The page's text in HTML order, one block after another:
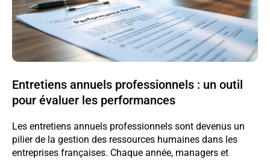
Entretiens annuels professionnels : un outil
pour évaluer les performances
Les entretiens annuels professionnels sont devenus un
pilier de la gestion des ressources humaines dans les
entreprises françaises. Chaque année, managers et